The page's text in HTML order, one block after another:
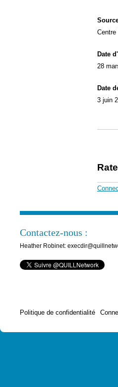
Centre
Date
28
Date
3 juin
Contactez-nous :
Heather Robinet:
Politique de confidentialité